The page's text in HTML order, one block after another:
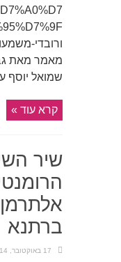
ורובדי-
מאמר מאת
שמואל יוסף
קרא עוד »
שיר
אלתרמן
ברתנא
17 באוקטובר, 2014 | 10:48